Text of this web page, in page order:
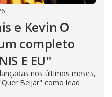
e Kevin O
completo
E EU"
nos últimos meses,
Beijar" como lead